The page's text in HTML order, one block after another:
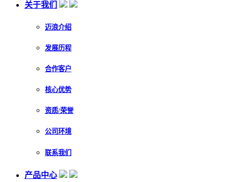
关于我们
迈浪介绍
发展历程
合作客户
核心优势
资质/荣誉
公司环境
联系我们
产品中心